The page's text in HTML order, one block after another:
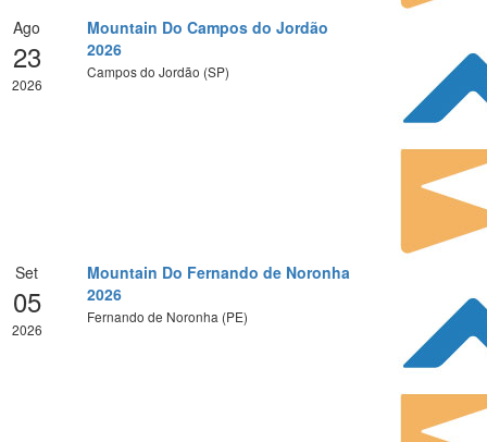
Ago
23
2026
Mountain Do Campos do Jordão
2026
Campos do Jordão (SP)
Set
05
2026
Mountain Do Fernando de Noronha
2026
Fernando de Noronha (PE)